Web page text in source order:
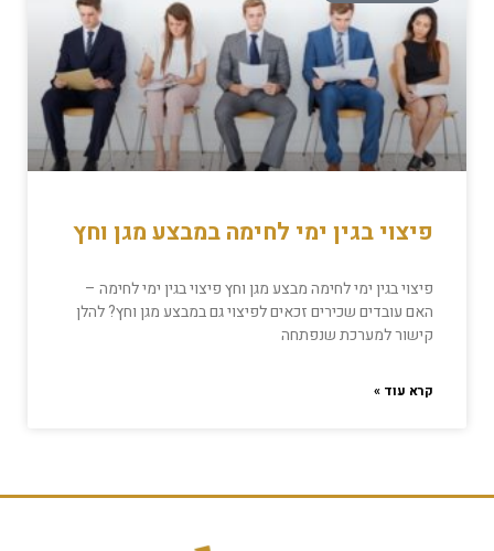
פיצוי בגין ימי לחימה במבצע מגן וחץ
פיצוי בגין ימי לחימה מבצע מגן וחץ פיצוי בגין ימי לחימה –
האם עובדים שכירים זכאים לפיצוי גם במבצע מגן וחץ? להלן
קישור למערכת שנפתחה
קרא עוד »